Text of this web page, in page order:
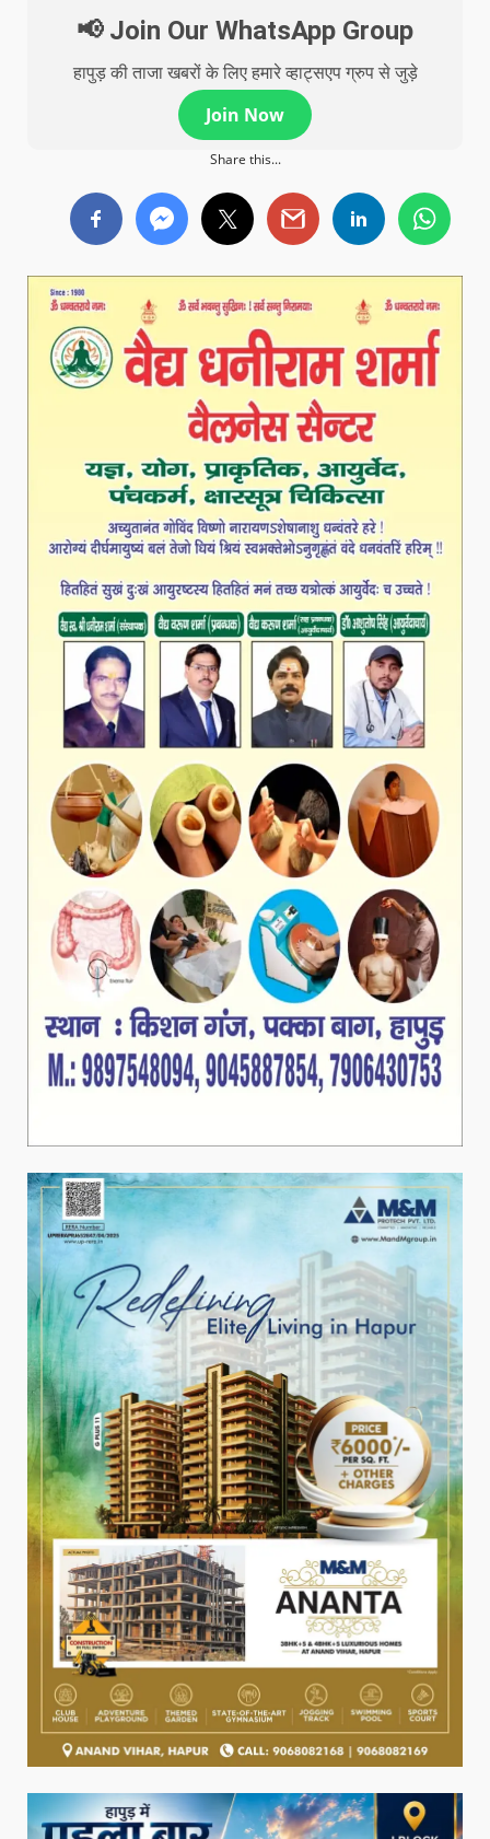
📢 Join Our WhatsApp Group
हापुड़ की ताजा खबरों के लिए हमारे व्हाट्सएप ग्रुप से जुड़े
Join Now
Share this...